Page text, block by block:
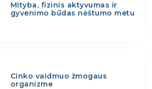
Mityba, fizinis aktyvumas ir
gyvenimo būdas nėštumo metu
Cinko vaidmuo žmogaus
organizme